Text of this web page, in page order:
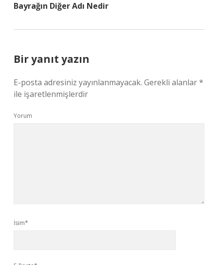
Bayrağın Diğer Adı Nedir
Bir yanıt yazın
E-posta adresiniz yayınlanmayacak. Gerekli alanlar*
ile işaretlenmişlerdir
Yorum
İsim*